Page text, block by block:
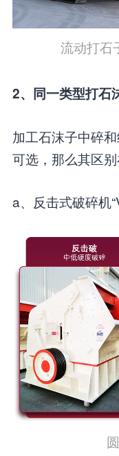
流动打石
2、同一类型打石
加工石沫子中碎
可选，那么其区
a、反击式破碎机